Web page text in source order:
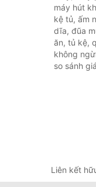
máy hút
kệ tủ, ấm
dĩa, đũa
ăn, tủ kệ,
không
so sánh
Liên kết